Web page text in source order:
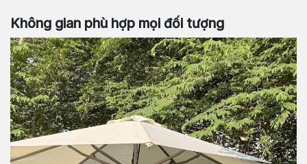
Không gian phù hợp mọi đối tượng